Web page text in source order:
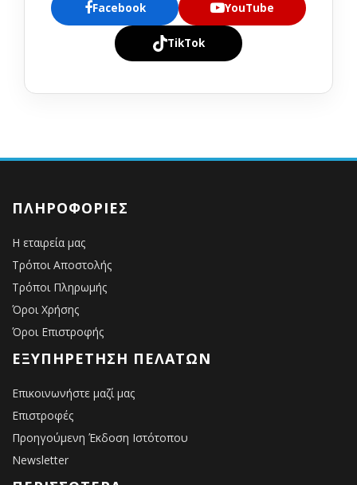
Facebook YouTube
TikTok
ΠΛΗΡΟΦΟΡΊΕΣ
Η εταιρεία μας
Τρόποι Αποστολής
Τρόποι Πληρωμής
Όροι Χρήσης
Όροι Επιστροφής
ΕΞΥΠΗΡΈΤΗΣΗ ΠΕΛΑΤΏΝ
Επικοινωνήστε μαζί μας
Επιστροφές
Προηγούμενη Έκδοση Ιστότοπου
Newsletter